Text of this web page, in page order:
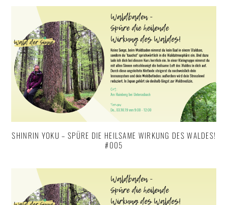
SHINRIN YOKU – SPÜRE DIE HEILSAME WIRKUNG DES WALDES!
#005